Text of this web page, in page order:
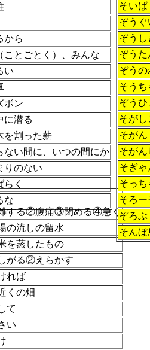
から
ことごとく）、みんな
い
ボン
に潜る
を割った薪
ない間に、いつの間にか
りのない
らく
な
する②腹痛③閉める④急ぐ
の流しの留水
を蒸したもの
がる②えらかす
れば
くの畑
て
い
そいば
ぞうぐ
ぞうし
ぞうた
ぞうの
そうち
ぞうひ
そがし
そがん
そが
そぎゃ
そっち
そろ
ぞろぶ
そんぼ